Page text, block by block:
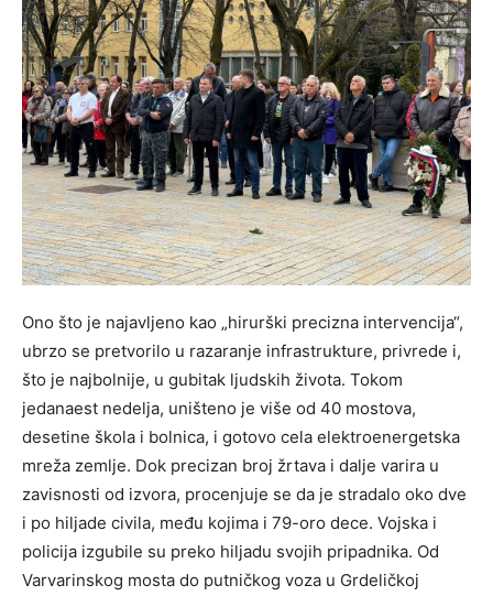
Ono što je najavljeno kao „hirurški precizna intervencija“,
ubrzo se pretvorilo u razaranje infrastrukture, privrede i,
što je najbolnije, u gubitak ljudskih života. Tokom
jedanaest nedelja, uništeno je više od 40 mostova,
desetine škola i bolnica, i gotovo cela elektroenergetska
mreža zemlje. Dok precizan broj žrtava i dalje varira u
zavisnosti od izvora, procenjuje se da je stradalo oko dve
i po hiljade civila, među kojima i 79-oro dece. Vojska i
policija izgubile su preko hiljadu svojih pripadnika. Od
Varvarinskog mosta do putničkog voza u Grdeličkoj